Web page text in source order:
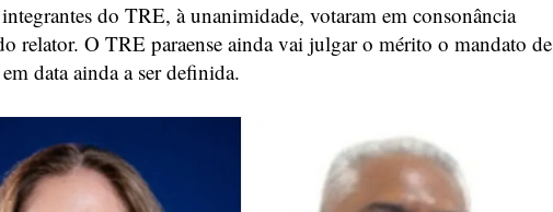
do TRE, à unanimidade, votaram em consonância
relator. O TRE paraense ainda vai julgar o mérito o mandato de
data ainda a ser definida.